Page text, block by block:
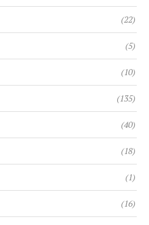
(22)
(5)
(10)
(135)
(40)
(18)
(1)
(16)